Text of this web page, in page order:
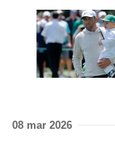
08 mar 2026